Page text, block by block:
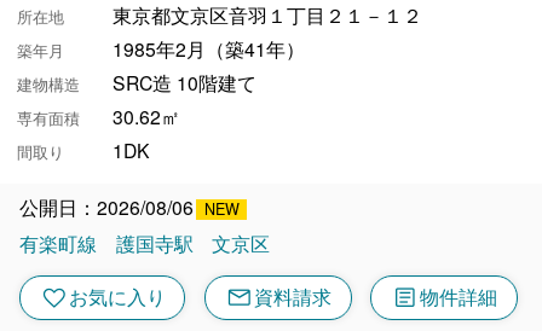
所在地 東京都文京区音羽１丁目２１－１２
築年月 1985年2月（築41年）
建物構造 SRC造 10階建て
専有面積 30.62㎡
間取り 1DK
公開日：2026/08/06
有楽町線
護国寺駅 文京区
favoriteお気に入り mail資料請求 article物件詳細